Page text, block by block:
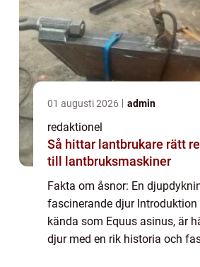
01 augusti 2026 admin
redaktionel
Så hittar lantbrukare rätt
till lantbruksmaskiner
Fakta om åsnor: En
fascinerande djur Introduktion
kända som Equus asinus, är
djur med en rik historia och